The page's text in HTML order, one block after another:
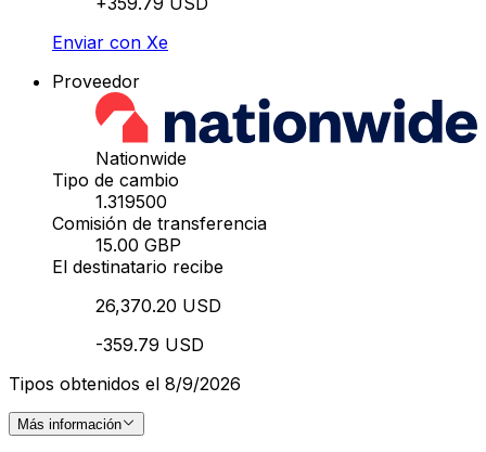
Enviar con Xe
Proveedor
Nationwide
Tipo de cambio
1.319500
Comisión de transferencia
15.00 GBP
El destinatario recibe
26,370.20 USD
-359.79 USD
Tipos obtenidos el 8/9/2026
Más información